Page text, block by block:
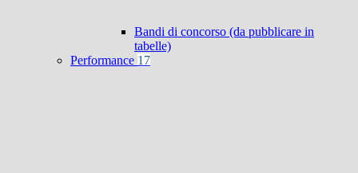
Bandi di concorso (da pubblicare in
tabelle)
Performance 17